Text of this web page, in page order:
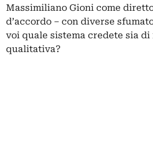
Massimiliano Gioni come
d’accordo – con diverse
voi quale sistema credete sia di
qualitativa?